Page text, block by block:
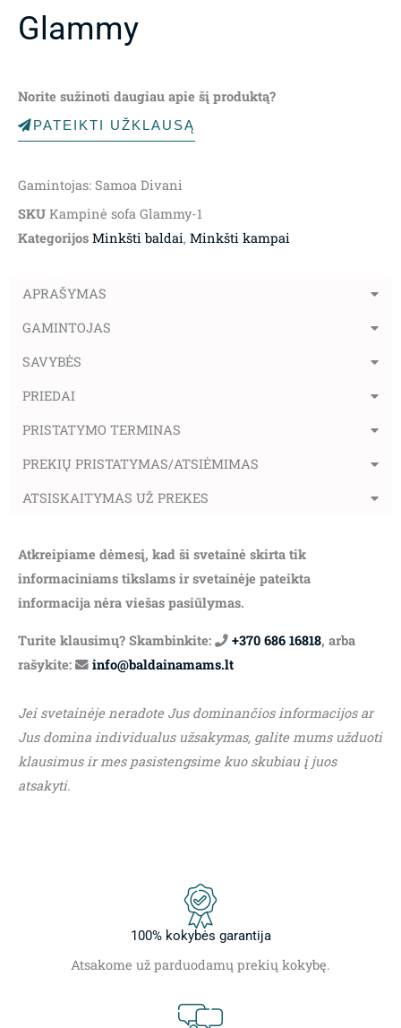
Glammy
Norite sužinoti daugiau apie šį produktą?
PATEIKTI UŽKLAUSĄ
Gamintojas: Samoa Divani
SKU Kampinė sofa Glammy-1
Kategorijos Minkšti baldai, Minkšti kampai
APRAŠYMAS
GAMINTOJAS
SAVYBĖS
PRIEDAI
PRISTATYMO TERMINAS
PREKIŲ PRISTATYMAS/ATSIĖMIMAS
ATSISKAITYMAS UŽ PREKES
Atkreipiame dėmesį, kad ši svetainė skirta tik
informaciniams tikslams ir svetainėje pateikta
informacija nėra viešas pasiūlymas.
Turite klausimų? Skambinkite: +370 686 16818, arba
rašykite:
info@baldainamams.lt
Jei svetainėje neradote Jus dominančios informacijos ar
Jus domina individualus užsakymas, galite mums užduoti
klausimus ir mes pasistengsime kuo skubiau į juos
atsakyti.
100% kokybės garantija
Atsakome už parduodamų prekių kokybę.